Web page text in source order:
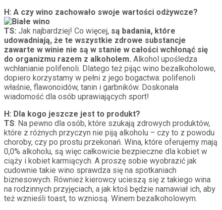
H: A czy wino zachowało swoje wartości odżywcze?
TS: Jak najbardziej! Co więcej, są badania, które
udowadniają, że te wszystkie zdrowe substancje
zawarte w winie nie są w stanie w całości wchłonąć się
do organizmu razem z alkoholem. Alkohol upośledza
wchłanianie polifenoli. Dlatego też pijąc wino bezalkoholowe,
dopiero korzystamy w pełni z jego bogactwa: polifenoli
właśnie, flawonoidów, tanin i garbników. Doskonała
wiadomość dla osób uprawiających sport!
H: Dla kogo jeszcze jest to produkt?
TS: Na pewno dla osób, które szukają zdrowych produktów,
które z różnych przyczyn nie piją alkoholu – czy to z powodu
choroby, czy po prostu przekonań. Wina, które oferujemy mają
0,0% alkoholu, są więc całkowicie bezpieczne dla kobiet w
ciąży i kobiet karmiących. A proszę sobie wyobrazić jak
cudownie takie wino sprawdza się na spotkaniach
biznesowych. Również kierowcy ucieszą się z takiego wina
na rodzinnych przyjęciach, a jak ktoś będzie namawiał ich, aby
też wznieśli toast, to wzniosą. Winem bezalkoholowym.